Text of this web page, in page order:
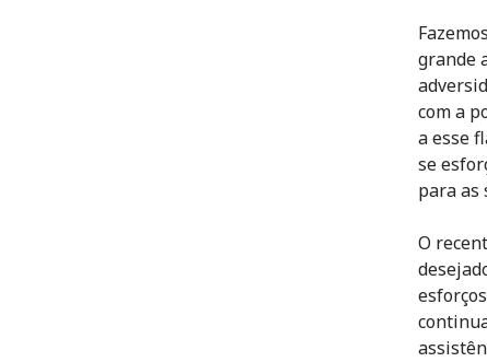
grande
com a
a esse
se
para as
O